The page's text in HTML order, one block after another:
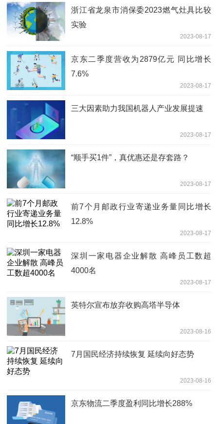
浙江省龙泉市消保委2023燃气灶具比较
实验
2023-08-17
京东二季度营收为2879亿元 同比增长
7.6%
2023-08-17
三大因素助力我国机器人产业发展提速
2023-08-17
“顺手买1件”，真优惠还是存套路？
2023-08-17
前7个月邮政行业寄递业务量同比增长
12.8%
2023-08-17
深圳一家电器企业解散 高峰员工数超
4000名
2023-08-17
英特尔宣布放弃收购高塔半导体
2023-08-16
7月国民经济持续恢复 延续向好态势
2023-08-16
京东物流二季度盈利同比增长288%